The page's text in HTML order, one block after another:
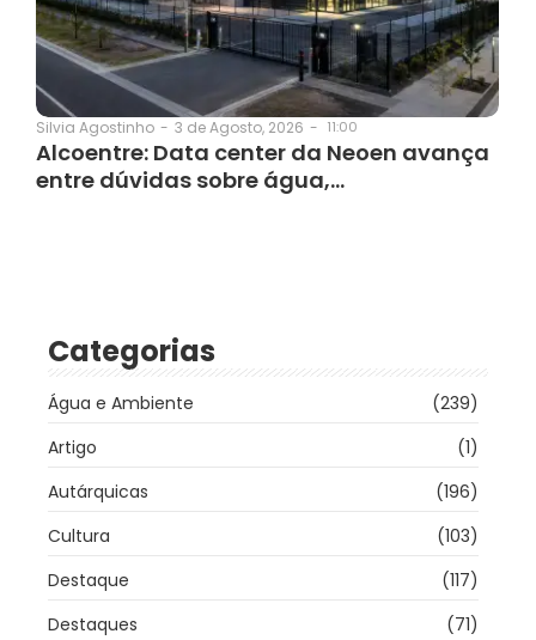
Silvia Agostinho - 3 de Agosto, 2026 - 11:00
Alcoentre: Data center da Neoen avança
entre dúvidas sobre água,…
Categorias
Água e Ambiente
(239)
Artigo
(1)
Autárquicas
(196)
Cultura
(103)
Destaque
(117)
Destaques
(71)